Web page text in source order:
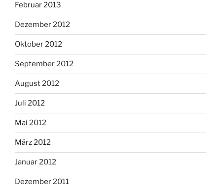
Februar 2013
Dezember 2012
Oktober 2012
September 2012
August 2012
Juli 2012
Mai 2012
März 2012
Januar 2012
Dezember 2011